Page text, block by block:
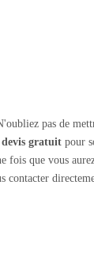
pas de
gratuit pour
que vous
contacter